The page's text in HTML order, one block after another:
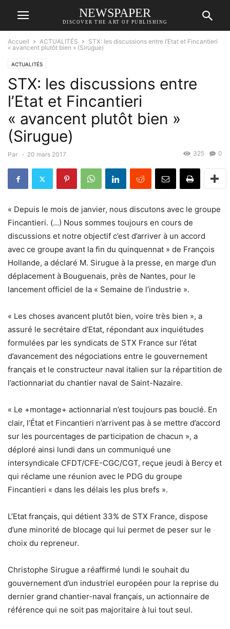
NEWSPAPER
DISCOVER THE ART OF PUBLISHING
Accueil ACTUALITÉS
STX: les discussions entre l’Etat et Fincantieri
« avancent plutôt bien » (Sirugue)
ACTUALITÉS
STX: les discussions entre
l’Etat et Fincantieri
« avancent plutôt bien »
(Sirugue)
Par - 20 mars 2017 0
325
« Depuis le mois de janvier, nous discutons avec le groupe
Fincantieri. (…) Nous sommes toujours en cours de
discussions et notre objectif c’est d’arriver à un accord
avec ce groupe avant la fin du quinquennat » de François
Hollande, a déclaré M. Sirugue à la presse, en marge d’un
déplacement à Bouguenais, près de Nantes, pour le
lancement officiel de la « Semaine de l’industrie ».
« Les choses avancent plutôt bien, voire très bien », a
assuré le secrétaire d’Etat, répondant aux inquiétudes
formulées par les syndicats de STX France sur l’état
d’avancement des négociations entre le gouvernement
français et le constructeur naval italien sur la répartition de
l’actionnariat du chantier naval de Saint-Nazaire.
« Le +montage+ actionnarial n’est toujours pas bouclé. En
clair, l’État et Fincantieri n’arrivent pas à se mettre d’accord
sur les pourcentages de participation de chacun », a
déploré ainsi lundi dans un communiqué une
intersyndicale CFDT/CFE-CGC/CGT, reçue jeudi à Bercy et
qui réclame une réunion avec le PDG du groupe
Fincantieri « dans les délais les plus brefs ».
L’Etat français, qui détient 33% de STX France, dispose
d’une minorité de blocage qui lui permet de peser sur le
choix du repreneur.
Christophe Sirugue a réaffirmé lundi le souhait du
gouvernement d’un industriel européen pour la reprise du
dernier grand chantier-naval français, un actionnaire de
référence qui ne soit pas majoritaire à lui tout seul.